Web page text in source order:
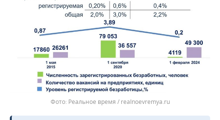
Реальное время / realnoevremya.ru